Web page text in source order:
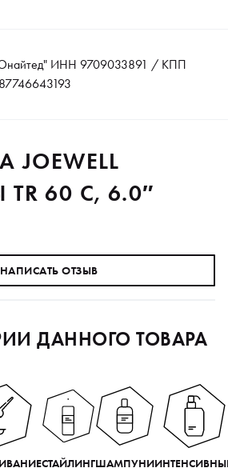
ИНН 9709033891 / КПП
60 C, 6.0″
НАПИСАТЬ ОТЗЫВ
ДАННОГО ТОВАРА
СТАЙЛИНГШАМПУНИ